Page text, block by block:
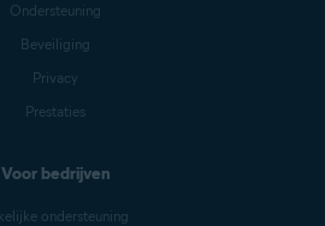
Ondersteuning
Beveiliging
Privacy
Prestaties
Voor bedrijven
ondersteuning